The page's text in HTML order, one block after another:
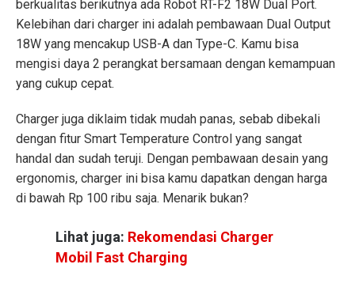
berkualitas berikutnya ada Robot RT-F2 18W Dual Port.
Kelebihan dari charger ini adalah pembawaan Dual Output
18W yang mencakup USB-A dan Type-C. Kamu bisa
mengisi daya 2 perangkat bersamaan dengan kemampuan
yang cukup cepat.
Charger juga diklaim tidak mudah panas, sebab dibekali
dengan fitur Smart Temperature Control yang sangat
handal dan sudah teruji. Dengan pembawaan desain yang
ergonomis, charger ini bisa kamu dapatkan dengan harga
di bawah Rp 100 ribu saja. Menarik bukan?
Lihat juga: Rekomendasi Charger
Mobil Fast Charging